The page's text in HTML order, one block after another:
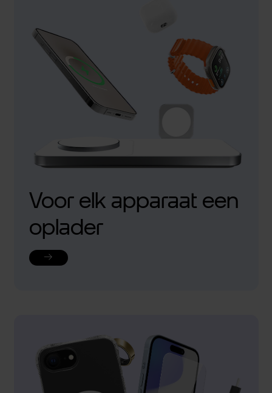
Voor elk apparaat een
oplader